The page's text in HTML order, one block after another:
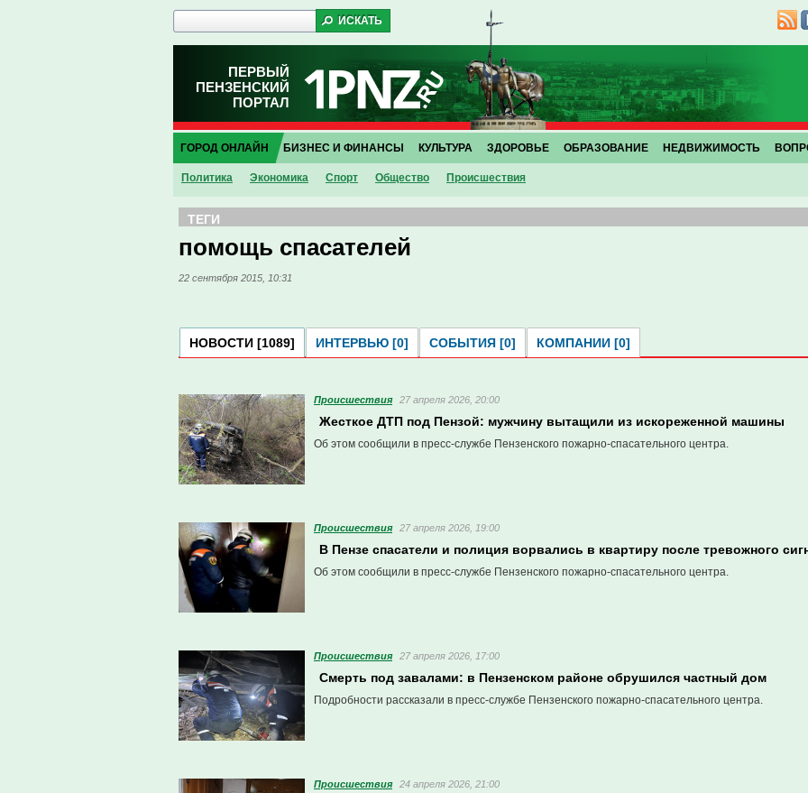
ПЕРВЫЙ
ПЕНЗЕНСКИЙ
ПОРТАЛ
ГОРОД ОНЛАЙН
Политика Экономика Спорт Общество Проиcшествия
БИЗНЕС И ФИНАНСЫ КУЛЬТУРА ЗДОРОВЬЕ ОБРАЗОВАНИЕ НЕДВИЖИМОСТЬ
ТЕГИ
помощь спасателей
22 сентября 2015, 10:31
НОВОСТИ [1089] ИНТЕРВЬЮ [0] СОБЫТИЯ [0] КОМПАНИИ [0]
Проиcшествия 27 апреля 2026, 20:00
Жесткое ДТП под Пензой: мужчину вытащили из искореженной машины
Об этом сообщили в пресс-службе Пензенского пожарно-спасательного центра.
Проиcшествия 27 апреля 2026, 19:00
В Пензе спасатели и полиция ворвались в квартиру после тревожного
Об этом сообщили в пресс-службе Пензенского пожарно-спасательного центра.
Проиcшествия 27 апреля 2026, 17:00
Смерть под завалами: в Пензенском районе обрушился частный дом
Подробности рассказали в пресс-службе Пензенского пожарно-спасательного центра.
Проиcшествия 24 апреля 2026, 21:00